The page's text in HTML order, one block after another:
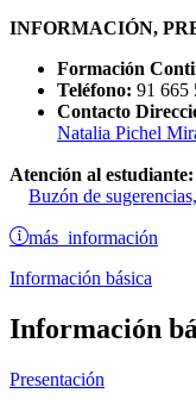
INFORMACIÓN,
Formación
Teléfono: 91 665
Contacto
Natalia Pichel
Atención al estudiante:
Buzón de
más información
Información básica
Información
Presentación